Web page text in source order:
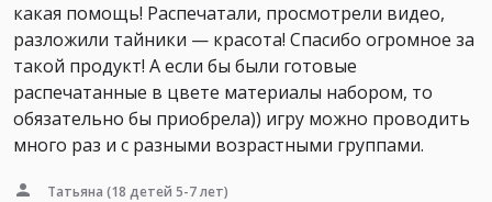
какая помощь! Распечатали, просмотрели видео,
разложили тайники — красота! Спасибо огромное за
такой продукт! А если бы были готовые
распечатанные в цвете материалы набором, то
обязательно бы приобрела)) игру можно проводить
много раз и с разными возрастными группами.
Татьяна (18 детей 5-7 лет)